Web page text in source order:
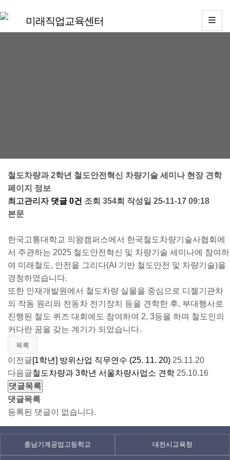
미래직업교육센터
육
과
정
공
학
학
습
진
로
게
시
판
철도차량과 2학년 철도안전혁신 차량기술 세미나 현장 견학
페이지 정보
최고관리자 댓글 0건 조회 354회 작성일 25-11-17 09:18
본문
한국고통대학교 의왕캠퍼스에서 한국철도차량기술사협회에
서 주관하는 2025 철도안전혁신 및 차량기술 세미나에 참여하
여 미래철도, 안전을 그리다(AI 기반 철도안전 및 차량기술)을
경청하였습니다.
또한 인재개발원에서 철도차량 실물을 중심으로 디젤기관차
의 작동 원리와 전동차 전기장치 등을 견학한 후, 부대행사로
진행된 철도 퀴즈 대회에도 참여하여 2, 3등을 하며 철도인의
커다란 꿈을 갖는 계기가 되었습니다.
목록
이전글[1학년] 방위산업 직무연수 (25. 11. 20) 25.11.20
다음글철도차량과 3학년 서울차량사업소 견학 25.10.16
댓글목록
댓글목록
등록된 댓글이 없습니다.
충남기계공업고등학교 대전시교육청